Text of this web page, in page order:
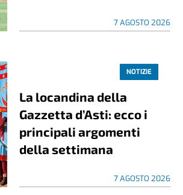
7 AGOSTO 2026
NOTIZIE
La locandina della
Gazzetta d’Asti: ecco i
principali argomenti
della settimana
7 AGOSTO 2026